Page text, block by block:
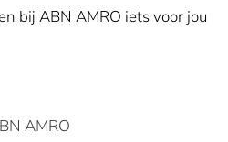
bij ABN AMRO iets voor jou
AMRO